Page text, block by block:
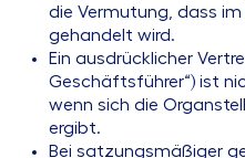
die Vermutung, dass
gehandelt wird.
Ein ausdrücklicher
Geschäftsführer“) ist
wenn sich die
ergibt.
Bei satzungsmäßiger